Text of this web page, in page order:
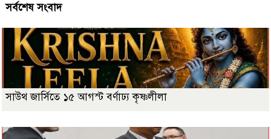
সর্বশেষ সংবাদ
সাউথ জার্সিতে ১৫ আগস্ট বর্ণাঢ্য কৃষ্ণলীলা